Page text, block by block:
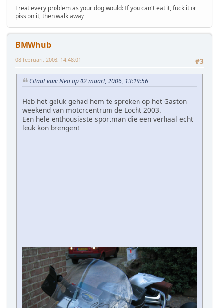
Treat every problem as your dog would: If you can't eat it, fuck it or
piss on it, then walk away
BMWhub
#3
08 februari, 2008, 14:48:01
Citaat van: Neo op 02 maart, 2006, 13:19:56
Heb het geluk gehad hem te spreken op het Gaston
weekend van motorcentrum de Locht 2003.
Een hele enthousiaste sportman die een verhaal echt
leuk kon brengen!